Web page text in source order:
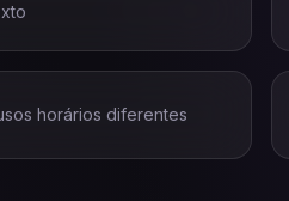
horários diferentes